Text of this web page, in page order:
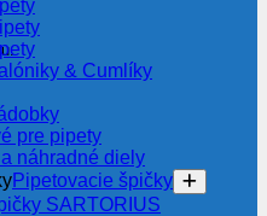
& Cumlíky
pre pipety
náhradné diely
Pipetovacie špičky
SARTORIUS